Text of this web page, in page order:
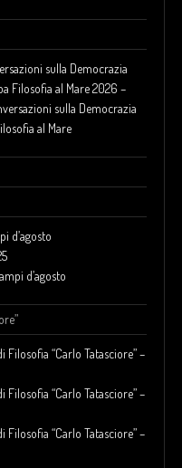
sulla Democrazia
Filosofia al Mare 2026 –
sulla Democrazia
al Mare
d’agosto
d’agosto
Filosofia “Carlo Tatasciore” –
Filosofia “Carlo Tatasciore” –
Filosofia “Carlo Tatasciore” –